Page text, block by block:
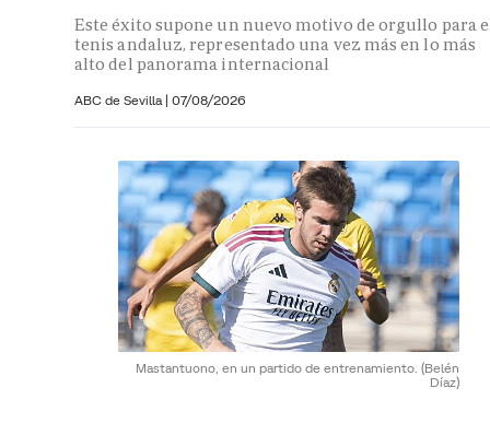
Este éxito supone un nuevo motivo de orgullo para
tenis andaluz, representado una vez más en lo más
alto del panorama internacional
ABC de Sevilla | 07/08/2026
Mastantuono, en un partido de entrenamiento. (Belén
Díaz)